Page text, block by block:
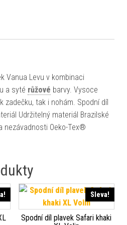
Vanua Levu v kombinaci
a syté růžové barvy. Vysoce
zadečku, tak i nohám. Spodní díl
Udržitelný materiál Brazilské
nezávadnosti Oeko-Tex®
Sleva!
Spodní díl plavek Safari khaki